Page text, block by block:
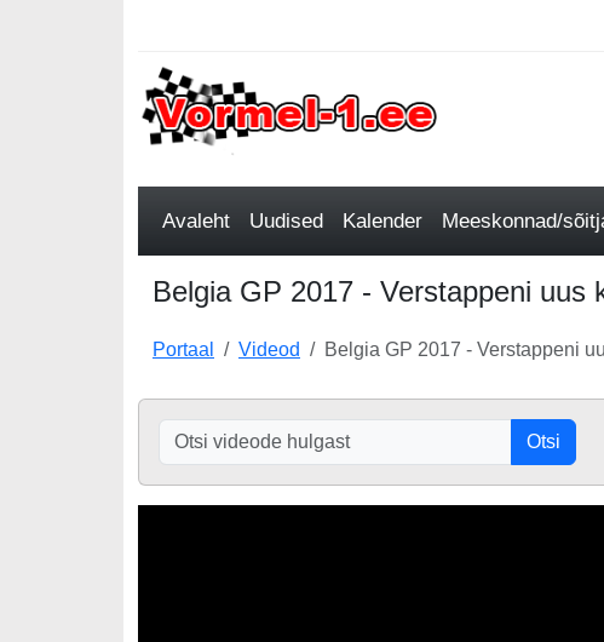
Avaleht Uudised Kalender Meeskonnad/
Belgia GP 2017 - Verstappeni uus
Portaal Videod Belgia GP 2017 - Verstappeni
Otsi